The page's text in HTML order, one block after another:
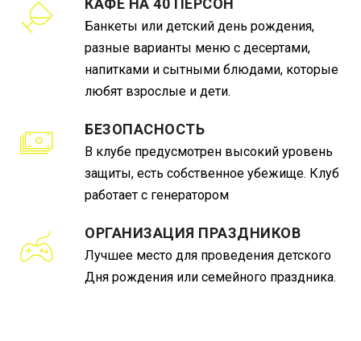
КАФЕ НА 40 ПЕРСОН
Банкеты или детский день рождения,
разные варианты меню с десертами,
напитками и сытными блюдами, которые
любят взрослые и дети.
БЕЗОПАСНОСТЬ
В клубе предусмотрен высокий уровень
защиты, есть собственное убежище. Клуб
работает с генератором
ОРГАНИЗАЦИЯ ПРАЗДНИКОВ
Лучшее место для проведения детского
Дня рождения или семейного праздника.